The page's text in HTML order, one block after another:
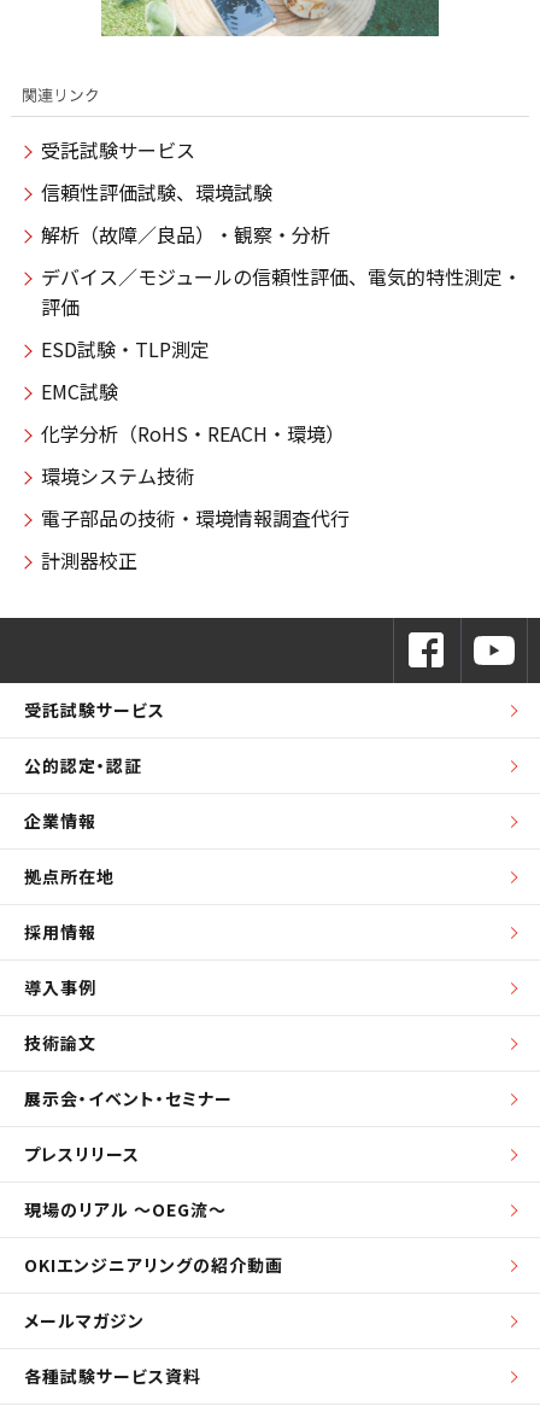
受託試験サービス
信頼性評価試験、環境試験
解析（故障／良品）・観察・分析
デバイス／モジュールの信頼性評価、電気的特性測定・
評価
ESD試験・TLP測定
EMC試験
化学分析（RoHS・REACH・環境）
環境システム技術
電子部品の技術・環境情報調査代行
計測器校正
受託試験サービス
公的認定・認証
企業情報
拠点所在地
採用情報
導入事例
技術論文
展示会・イベント・セミナー
プレスリリース
現場のリアル ～OEG流～
OKIエンジニアリングの紹介動画
メールマガジン
各種試験サービス資料